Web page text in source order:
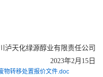
泸天化绿源醇业有限责任公司
3年2月 15 日
物转移处置报价文件.doc